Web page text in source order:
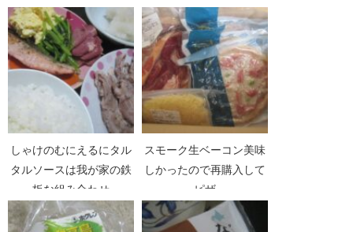
しゃけのむにえるにタル
タルソースは我が家の鉄
板な組み合わせ
スモーク生ベーコン美味
しかったので再購入して
ピザ